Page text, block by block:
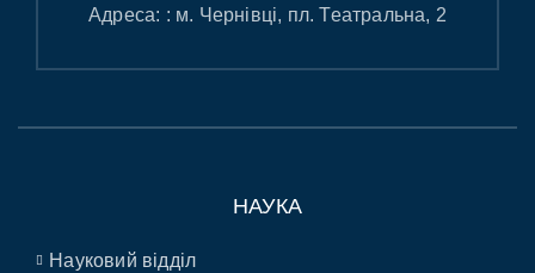
Адреса: : м. Чернівці, пл. Театральна, 2
НАУКА
Науковий відділ